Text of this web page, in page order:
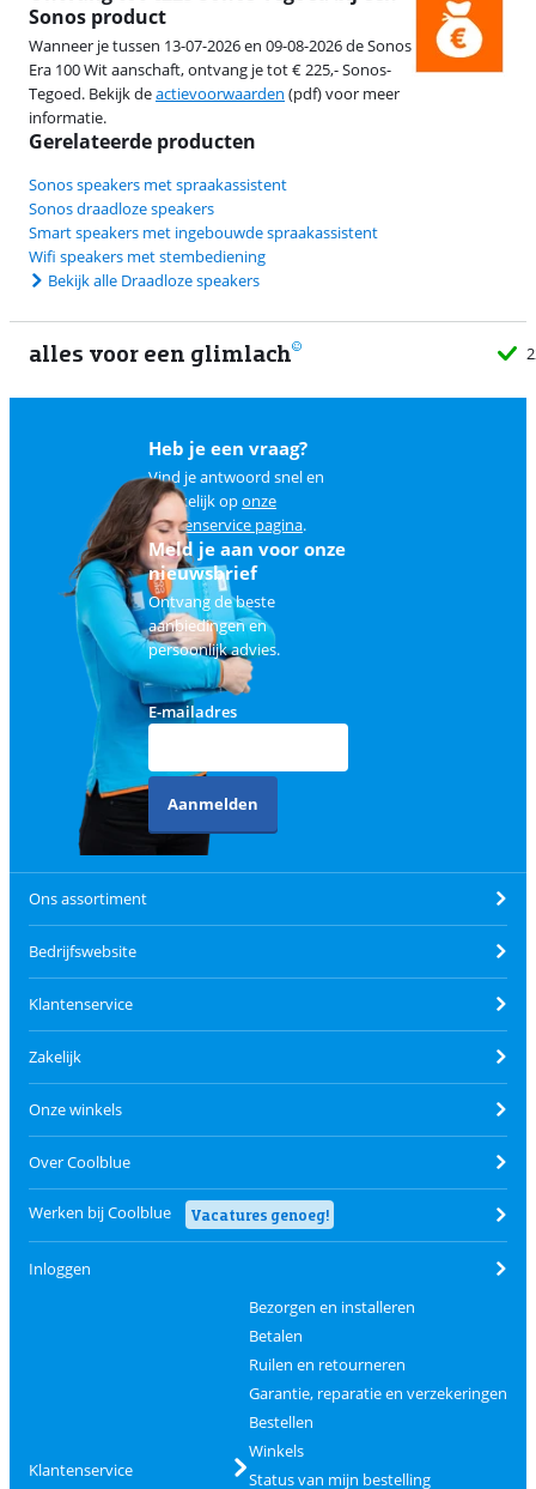
Sonos product
Wanneer je tussen 13-07-2026 en 09-08-2026 de Sonos
Era 100 Wit aanschaft, ontvang je tot € 225,- Sonos-
Tegoed. Bekijk deactievoorwaarden (pdf) voor meer
informatie.
Gerelateerde producten
Sonos speakers met spraakassistent
Sonos draadloze speakers
Smart speakers met ingebouwde spraakassistent
Wifi speakers met stembediening
Bekijk alle Draadloze speakers
alles voor een glimlach
Heb je een vraag?
Vind je antwoord snel en
makkelijk oponze
klantenservice pagina.
Meld je aan voor onze
nieuwsbrief
Ontvang de beste
aanbiedingen en
persoonlijk advies.
E-mailadres
Aanmelden
Ons assortiment
Bedrijfswebsite
Klantenservice
Zakelijk
Onze winkels
Over Coolblue
Werken bij Coolblue Vacatures genoeg!
Inloggen
Klantenservice
Bezorgen en installeren
Betalen
Ruilen en retourneren
Garantie, reparatie en verzekeringen
Bestellen
Winkels
Status van mijn bestelling